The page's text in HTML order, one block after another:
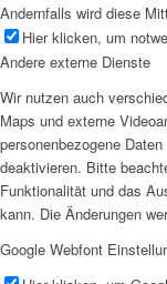
Andernfalls wird diese
Hier klicken, um
Andere externe Dienste
Wir nutzen auch
Maps und externe
personenbezogene
deaktivieren. Bitte
Funktionalität und das
kann. Die Änderungen
Google Webfont